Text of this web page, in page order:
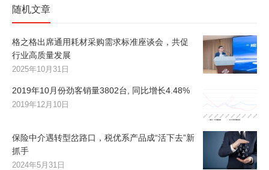
随机文章
格之格出席通用耗材采购需求标准座谈会，共促
行业高质量发展
2025年10月31日
2019年10月份劲客销量3802台, 同比增长4.48%
2019年12月10日
保险中介遇转型岔路口，税优系产品成“活下去”新
抓手
2024年5月31日